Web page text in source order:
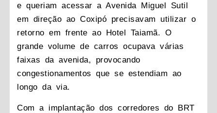
e queriam acessar a Avenida Miguel Sutil
em direção ao Coxipó precisavam utilizar o
retorno em frente ao Hotel Taiamã. O
grande volume de carros ocupava várias
faixas da avenida, provocando
congestionamentos que se estendiam ao
longo da via.
Com a implantação dos corredores do BRT